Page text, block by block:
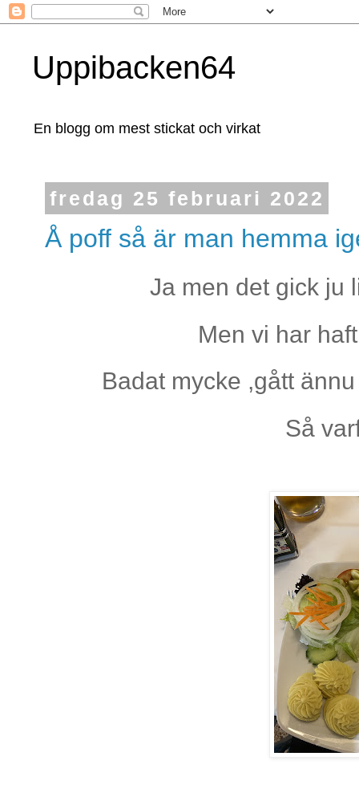
Uppibacken64
En blogg om mest stickat och virkat
fredag 25 februari 2022
Å poff så är man hemma
Ja men det gick ju
Men vi har
Badat mycke ,gått
Så